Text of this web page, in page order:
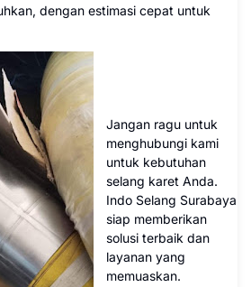
dengan estimasi cepat untuk
Jangan ragu untuk
menghubungi kami
untuk kebutuhan
selang karet Anda.
Indo Selang Surabaya
siap memberikan
solusi terbaik dan
layanan yang
memuaskan.